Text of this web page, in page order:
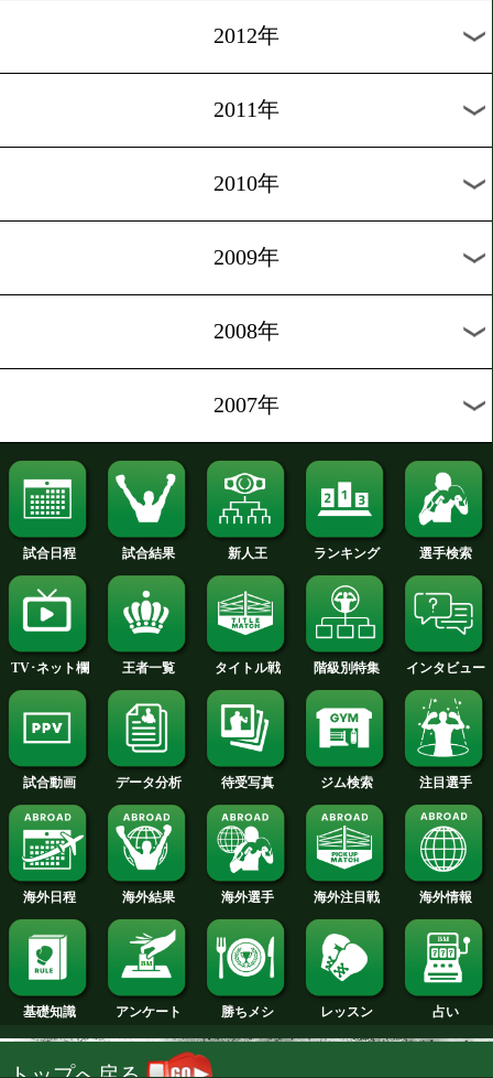
2020年
2019年
2017年
2015年
2014年
2013年
2012年
2011年
2010年